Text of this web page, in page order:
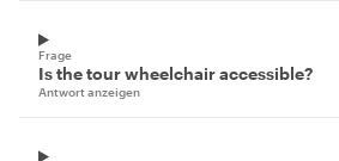
Frage
Is the tour wheelchair accessible?
Antwort anzeigen